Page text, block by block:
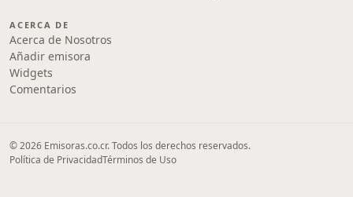
ACERCA DE
Acerca de Nosotros
Añadir emisora
Widgets
Comentarios
© 2026 Emisoras.co.cr. Todos los derechos reservados.
Política de PrivacidadTérminos de Uso